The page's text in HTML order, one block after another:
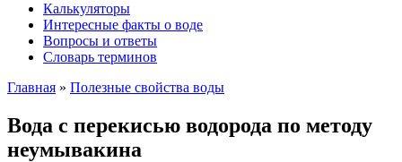
Калькуляторы
Интересные факты о воде
Вопросы и ответы
Словарь терминов
Главная » Полезные свойства воды
Вода с перекисью водорода по методу
неумывакина